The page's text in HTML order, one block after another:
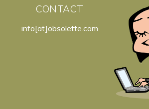
CONTACT
info[at]obsolette.com